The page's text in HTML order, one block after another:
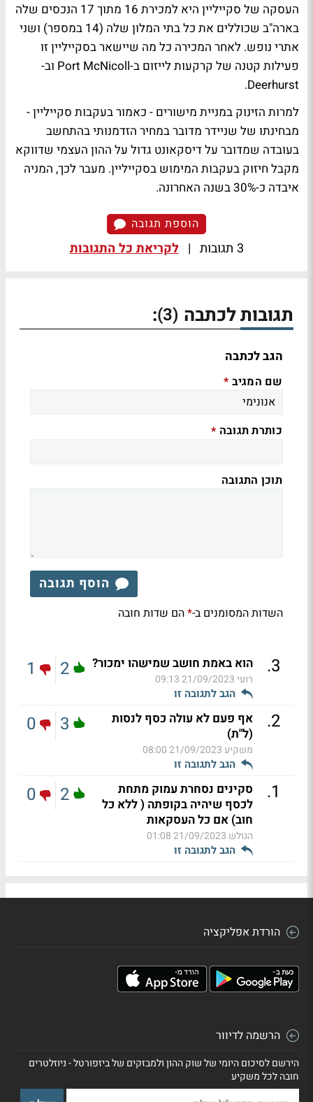
העסקה של סקייליין היא למכירת 16 מתוך 17 הנכסים שלה
בארה"ב שכוללים את כל בתי המלון שלה (14 במספר) ושני
אתרי נופש. לאחר המכירה כל מה שיישאר בסקייליין זו
פעילות קטנה של קרקעות לייזום ב-Port McNicoll וב-
Deerhurst.
למרות הזינוק במניית מישורים - כאמור בעקבות סקייליין -
מבחינתו של שניידר מדובר במחיר הזדמנותי בהתחשב
בעובדה שמדובר על דיסקאונט גדול על ההון העצמי שדווקא
מקבל חיזוק בעקבות המימוש בסקייליין. מעבר לכך, המניה
איבדה כ-30% בשנה האחרונה.
הוספת תגובה
3 תגובות | לקריאת כל התגובות
תגובות לכתבה (3)
:
הגב לכתבה
שם המגיב *
כותרת תגובה *
תוכן התגובה
הוסף תגובה
השדות המסומנים ב-*הם שדות חובה
3
. הוא באמת חושב שמישהו ימכור?
רועי21/09/2023 09:13
הגב לתגובה זו
2
1
2
.
אף פעם לא עולה כסף לנסות
(ל"ת)
משקיע21/09/2023 08:00
הגב לתגובה זו
3
0
1
.
סקינים נסחרת עמוק מתחת
לכסף שיהיה בקופתה ( ללא כל
חוב) אם כל העסקאות
הגולש 21/09/2023 01:08
הגב לתגובה זו
2
0
הורדת אפליקציה
הרשמה לדיוור
הירשם לסיכום היומי של שוק ההון ולמבזקים של ביזפורטל - ניוזלטרים
חובה לכל משקיע